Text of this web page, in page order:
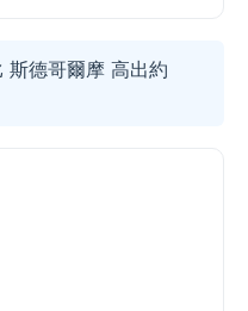
德哥爾摩 高出約